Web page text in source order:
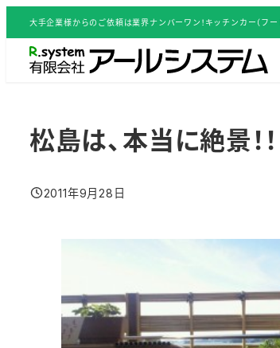
イ
大手企業様からのご依頼は業界ナンバーワン！キッチンカー（フ
松島は、本当に絶景！
投稿日
2011年9月28日